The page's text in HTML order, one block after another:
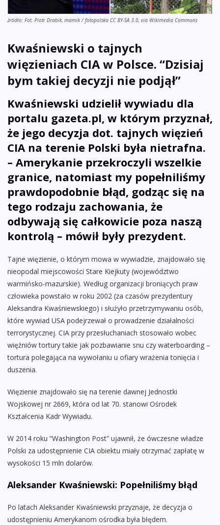
źródło: Fot. Piotr Drabik, mamik / fotopolska CC BY-SA 3.0, via Wikimedia Commons
Kwaśniewski o tajnych
więzieniach CIA w Polsce. “Dzisiaj
bym takiej decyzji nie podjął”
Kwaśniewski udzielił wywiadu dla
portalu gazeta.pl, w którym przyznał,
że jego decyzja dot. tajnych więzień
CIA na terenie Polski była nietrafna.
– Amerykanie przekroczyli wszelkie
granice, natomiast my popełniliśmy
prawdopodobnie błąd, godząc się na
tego rodzaju zachowania, że
odbywają się całkowicie poza naszą
kontrolą – mówił były prezydent.
Tajne więzienie, o którym mowa w wywiadzie, znajdowało się
nieopodal miejscowości Stare Kiejkuty (województwo
warmińsko-mazurskie). Według organizacji broniących praw
człowieka powstało w roku 2002 (za czasów prezydentury
Aleksandra Kwaśniewskiego) i służyło przetrzymywaniu osób,
które wywiad USA podejrzewał o prowadzenie działalności
terrorystycznej. CIA przy przesłuchaniach stosowało wobec
więźniów tortury takie jak pozbawianie snu czy waterboarding –
tortura polegająca na wywołaniu u ofiary wrażenia tonięcia i
duszenia.
Więzienie znajdowało się na terenie dawnej Jednostki
Wojskowej nr 2669, która od lat 70. stanowi Ośrodek
Kształcenia Kadr Wywiadu.
W 2014 roku “Washington Post” ujawnił, że ówczesne władze
Polski za udostępnienie CIA obiektu miały otrzymać zapłatę w
wysokości 15 mln dolarów.
Aleksander Kwaśniewski: Popełniliśmy błąd
Po latach Aleksander Kwaśniewski przyznaje, że decyzja o
udostępnieniu Amerykanom ośrodka była błędem.